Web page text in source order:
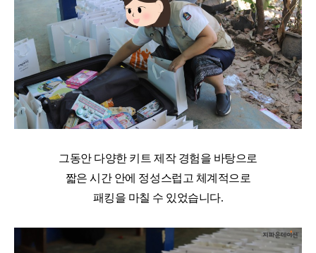
그동안 다양한 키트 제작 경험을 바탕으로
짧은 시간 안에 정성스럽고 체계적으로
패킹을 마칠 수 있었습니다.